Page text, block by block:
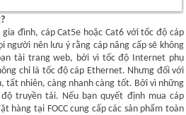
đình, cáp Cat5e hoặc Cat6 với tốc độ cáp
người nên lưu ý rằng cáp nâng cấp sẽ không
tải trang web, bởi vì tốc độ Internet phụ
chỉ là tốc độ cáp Ethernet. Nhưng đối với
tất nhiên, càng nhanh càng tốt. Bởi vì những
truyền tải. Nếu bạn quyết định mua cáp
hàng tại FOCC cung cấp các sản phẩm toàn